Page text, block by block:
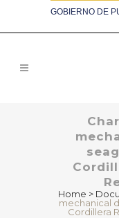
GOBIERNO DE
Home >
mechanical
Cordillera